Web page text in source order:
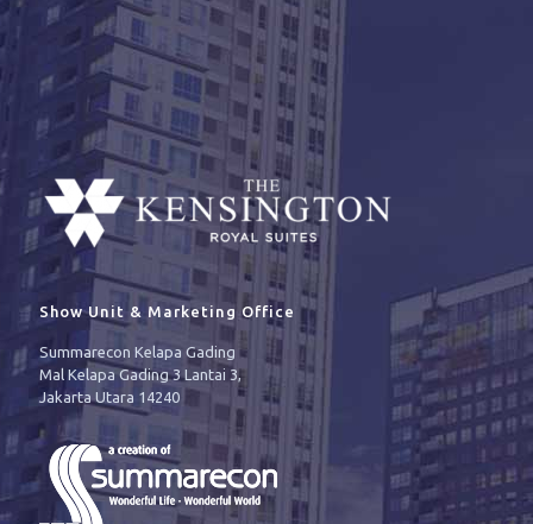
Show Unit & Marketing Office
Summarecon Kelapa Gading
Mal Kelapa Gading 3 Lantai 3,
Jakarta Utara 14240